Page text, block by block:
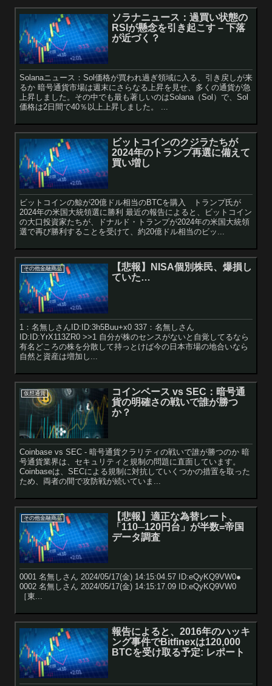
ソラナニュース：過買い状態の
RSIが懸念を引き起こす – 下落
が近づく？
Solanaニュース：Sol価格が買われ過ぎ領域に入る、引き戻しが来
るか 暗号通貨市場は週末にさらなる上昇を見せ、多くの通貨が急
上昇しました。その中でも最も著しいのはSolana（Sol）で、Sol
価格は2日間で40％以上上昇しました。 ...
ビットコインのクジラたちが
2024年のトランプ再選に備えて
買い増し
ビットコインの鯨が20億ドル相当のBTCを購入 トランプ氏が
2024年の米国大統領選に勝利 最近の報告によると、ビットコイン
の大口投資家たちが、ドナルド・トランプが2024年の米国大統領
選で再び勝利することを受けて、約20億ドル相当のビッ...
その他金融商品
【悲報】NISA個別株民、爆損し
ていた…
1：名無しさんID:ID:3h5Buu+x0 337：名無しさん
ID:ID:YrX113ZR0 >>1 自分が株のセンスがないと自覚してるなら
有名どころの株を分散して持っとけば今の日本市場の地合いなら
自然と資産は増加し...
仮想通貨
コインベース vs SEC：暗号通
貨の明確さの戦いで誰が勝つ
か？
Coinbase vs SEC - 暗号通貨クラリティの戦いで誰が勝つのか 暗
号通貨業界は、セキュリティと規制の問題に直面しています。
Coinbaseは、SECによる規制に対抗していくつかの措置を取った
ため、両者の間で攻防戦が続いていま...
その他金融商品
【悲報】適正な為替レート、
「110─120円台」が半数=帝国
データ調査
0001 名無しさん 2024/05/17(金) 14:15:04.57 ID:eQyKQ9VW0●
0002 名無しさん 2024/05/17(金) 14:15:17.09 ID:eQyKQ9VW0
［東...
報告によると、2016年のハッキ
ング事件でBitfinexは120,000
BTCを受け取る予定: レポート